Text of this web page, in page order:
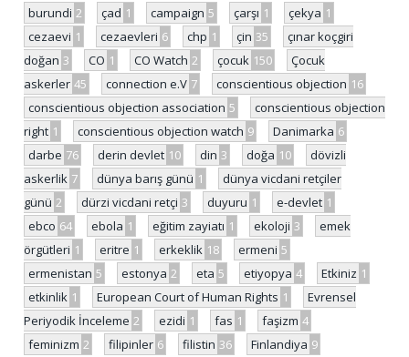
burundi 2 çad 1 campaign 5 çarşı 1 çekya 1
cezaevi 1 cezaevleri 6 chp 1 çin 35
çınar koçgiri
doğan 3 CO 1 CO Watch 2 çocuk 150
Çocuk
askerler 45 connection e.V 7 conscientious objection 16
conscientious objection association 5
conscientious objection
right 1 conscientious objection watch 9 Danimarka 6
darbe 76 derin devlet 10 din 3 doğa 10
dövizli
askerlik 7 dünya barış günü 1
dünya vicdani retçiler
günü 2 dürzi vicdani retçi 3 duyuru 1 e-devlet 1
ebco 64 ebola 1 eğitim zayiatı 1 ekoloji 3
emek
örgütleri 1 eritre 1 erkeklik 18 ermeni 5
ermenistan 5 estonya 2 eta 5 etiyopya 4 Etkiniz 1
etkinlik 1 European Court of Human Rights 1
Evrensel
Periyodik İnceleme 2 ezidi 1 fas 1 faşizm 4
feminizm 2 filipinler 6 filistin 36 Finlandiya 9